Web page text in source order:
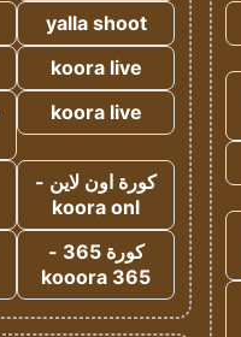
yalla shoot
koora live
koora live
كورة اون لاين -
koora onl
كورة 365 -
kooora 365